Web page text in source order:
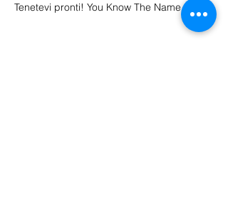
Tenetevi pronti! You Know The Name